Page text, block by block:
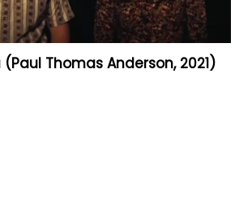
(Paul Thomas Anderson, 2021)